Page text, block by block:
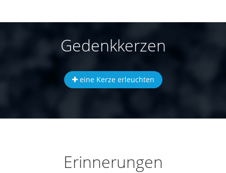
Gedenkkerzen
eine Kerze erleuchten
Erinnerungen